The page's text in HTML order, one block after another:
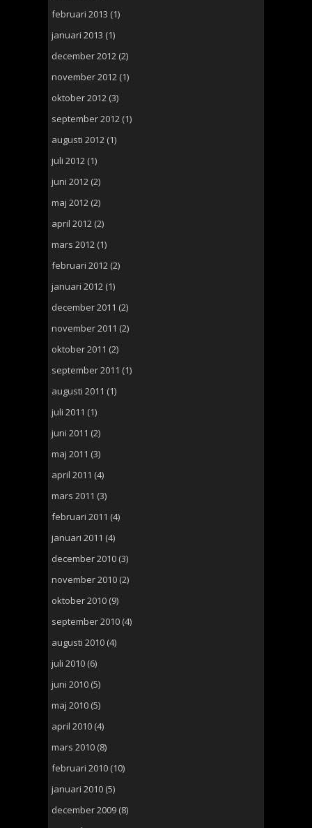
februari 2013 (1)
januari 2013 (1)
december 2012 (2)
november 2012 (1)
oktober 2012 (3)
september 2012 (1)
augusti 2012 (1)
juli 2012 (1)
juni 2012 (2)
maj 2012 (2)
april 2012 (2)
mars 2012 (1)
februari 2012 (2)
januari 2012 (1)
december 2011 (2)
november 2011 (2)
oktober 2011 (2)
september 2011 (1)
augusti 2011 (1)
juli 2011 (1)
juni 2011 (2)
maj 2011 (3)
april 2011 (4)
mars 2011 (3)
februari 2011 (4)
januari 2011 (4)
december 2010 (3)
november 2010 (2)
oktober 2010 (9)
september 2010 (4)
augusti 2010 (4)
juli 2010 (6)
juni 2010 (5)
maj 2010 (5)
april 2010 (4)
mars 2010 (8)
februari 2010 (10)
januari 2010 (5)
december 2009 (8)